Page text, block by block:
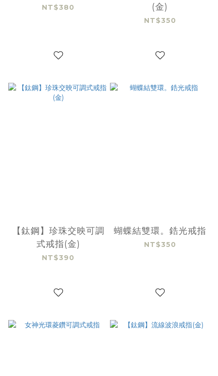
NT$380
(金)
NT$350
【鈦鋼】珍珠交映可調
式戒指(金)
NT$390
蝴蝶結雙環。鋯光戒指
NT$350